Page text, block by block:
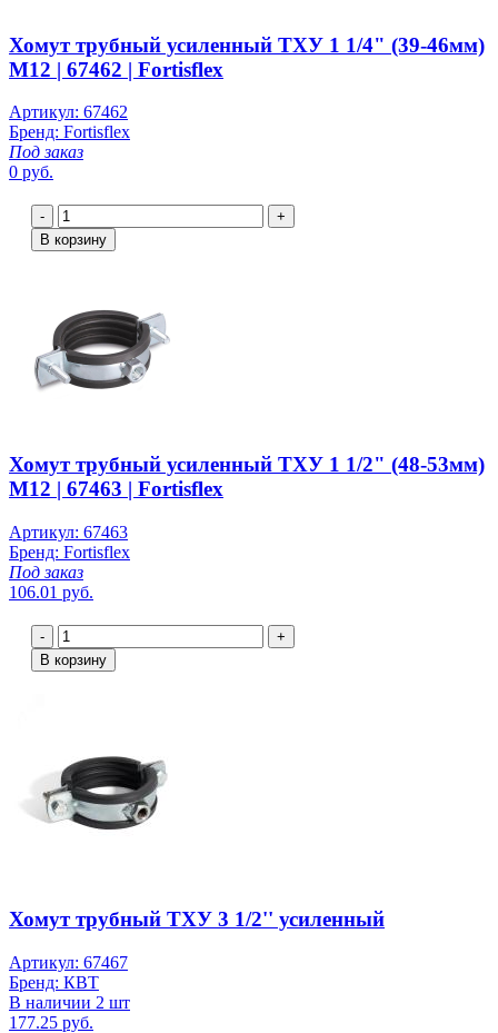
Хомут трубный усиленный ТХУ 1 1/4" (39-46мм)
М12 | 67462 | Fortisflex
Артикул: 67462
Бренд: Fortisflex
Под заказ
0 руб.
-
+
В корзину
Хомут трубный усиленный ТХУ 1 1/2" (48-53мм)
М12 | 67463 | Fortisflex
Артикул: 67463
Бренд: Fortisflex
Под заказ
106.01 руб.
-
+
В корзину
Хомут трубный ТХУ 3 1/2'' усиленный
Артикул: 67467
Бренд: КВТ
В наличии 2 шт
177.25 руб.